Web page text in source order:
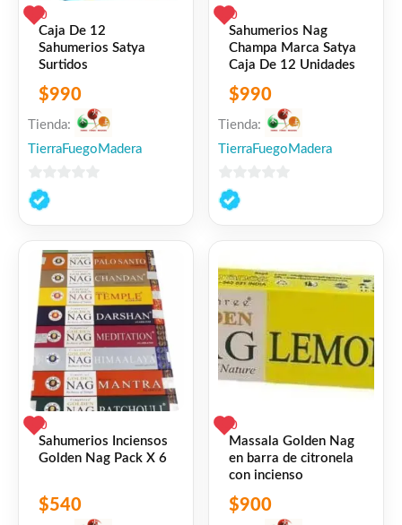
0
Caja De 12
Sahumerios Satya
Surtidos
$990
Tienda:
TierraFuegoMadera
0
de
0
Sahumerios Nag
Champa Marca Satya
Caja De 12 Unidades
$990
Tienda:
TierraFuegoMadera
0
de
0
Sahumerios Inciensos
Golden Nag Pack X 6
$540
0
Massala Golden Nag
en barra de citronela
con incienso
$900